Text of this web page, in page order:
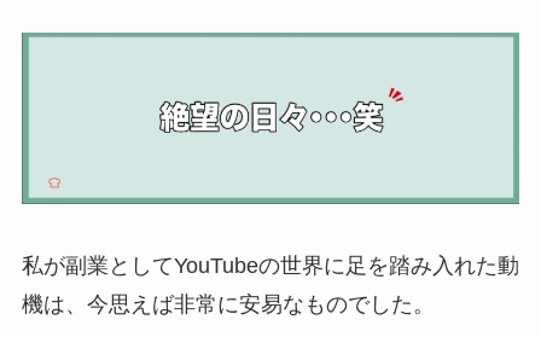
私が副業としてYouTubeの世界に足を踏み入れた動
機は、今思えば非常に安易なものでした。